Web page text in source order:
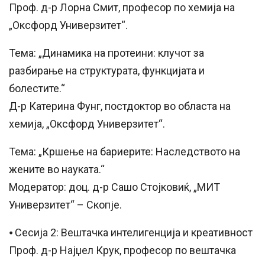
Проф. д-р Лорна Смит, професор по хемија на
„Оксфорд Универзитет“.
Тема: „Динамика на протеини: клучот за
разбирање на структурата, функцијата и
болестите.“
Д-р Катерина Фунг, постдоктор во областа на
хемија, „Оксфорд Универзитет“.
Тема: „Кршење на бариерите: Наследството на
жените во науката.“
Модератор: доц. д-р Сашо Стојковиќ, „МИТ
Универзитет“ – Скопје.
⦁ Сесија 2: Вештачка интелигенција и креативност
Проф. д-р Најџел Крук, професор по вештачка